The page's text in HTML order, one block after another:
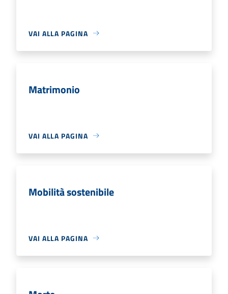
VAI ALLA PAGINA
Matrimonio
VAI ALLA PAGINA
Mobilità sostenibile
VAI ALLA PAGINA